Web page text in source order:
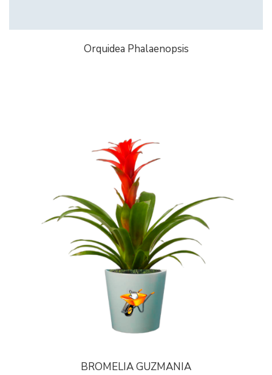
Orquidea Phalaenopsis
BROMELIA GUZMANIA